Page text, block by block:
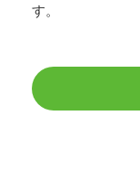
す。